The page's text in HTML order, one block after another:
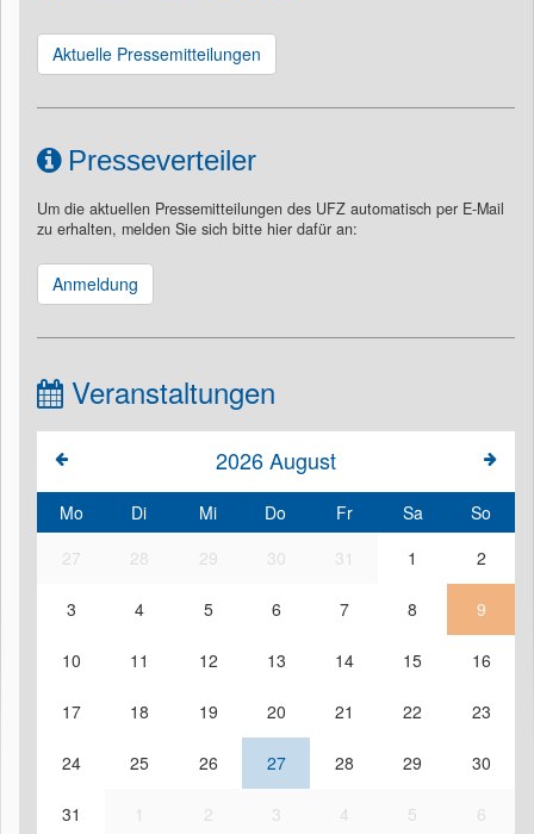
Aktuelle Pressemitteilungen
Presseverteiler
Um die aktuellen Pressemitteilungen des UFZ automatisch per E-Mail
zu erhalten, melden Sie sich bitte hier dafür an:
Anmeldung
Veranstaltungen
2026August
Mo Di Mi Do Fr Sa
So
27
28 29 30 31 1 2
3 4 5 6 7 8 9
10 11 12 13 14 15 16
17 18 19 20 21 22 23
24 25 26 27 28 29 30
31 1 2 3 4 5 6